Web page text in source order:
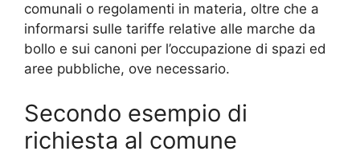
comunali o regolamenti in materia, oltre che a
informarsi sulle tariffe relative alle marche da
bollo e sui canoni per l’occupazione di spazi ed
aree pubbliche, ove necessario.
Secondo esempio di
richiesta al comune